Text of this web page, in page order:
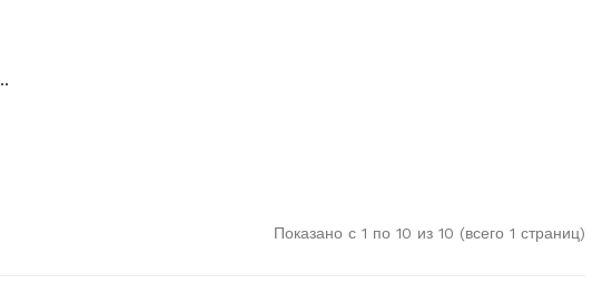
Показано с 1 по 10 из 10 (всего 1 страниц)